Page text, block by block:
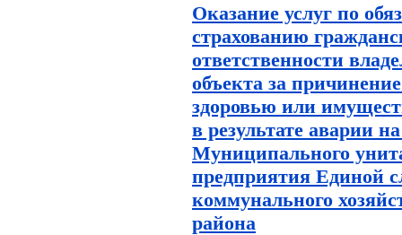
Оказание услуг по
страхованию
ответственности
объекта за
здоровью или
в результате аварии
Муниципального
предприятия Единой
коммунального
района